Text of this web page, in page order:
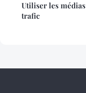
Utiliser les
trafic